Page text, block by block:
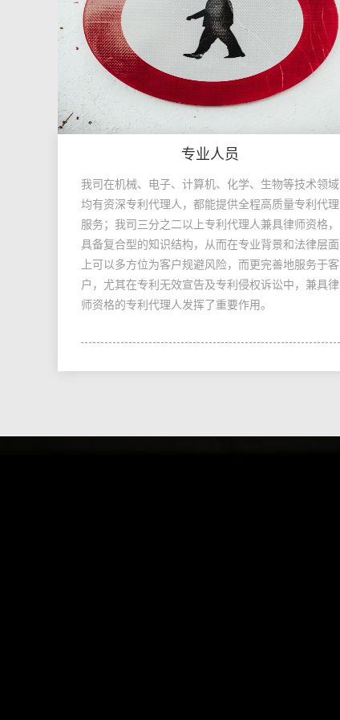
专业人员
我司在机械、电子、计算机、化学、生物等技术领域
均有资深专利代理人，都能提供全程高质量专利代理
服务；我司三分之二以上专利代理人兼具律师资格，
具备复合型的知识结构，从而在专业背景和法律层面
上可以多方位为客户规避风险，而更完善地服务于客
户，尤其在专利无效宣告及专利侵权诉讼中，兼具律
师资格的专利代理人发挥了重要作用。